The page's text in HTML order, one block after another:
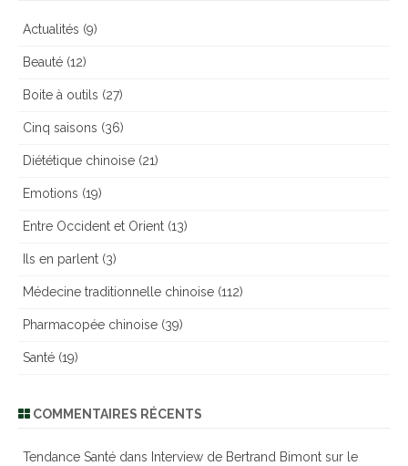
Actualités (9)
Beauté (12)
Boite à outils (27)
Cinq saisons (36)
Diététique chinoise (21)
Emotions (19)
Entre Occident et Orient (13)
Ils en parlent (3)
Médecine traditionnelle chinoise (112)
Pharmacopée chinoise (39)
Santé (19)
COMMENTAIRES RÉCENTS
Tendance Santé dans Interview de Bertrand Bimont sur le